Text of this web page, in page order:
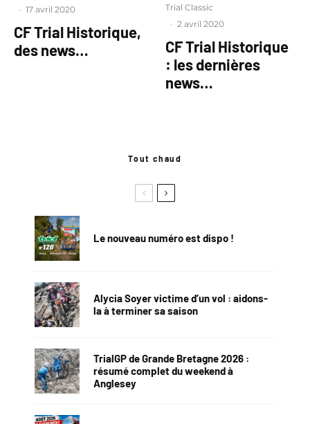
· 17 avril 2020
CF Trial Historique,
des news…
Trial Classic
· 2 avril 2020
CF Trial Historique
: les dernières
news…
Tout chaud
Le nouveau numéro est dispo !
Alycia Soyer victime d’un vol : aidons-
la à terminer sa saison
TrialGP de Grande Bretagne 2026 :
résumé complet du weekend à
Anglesey